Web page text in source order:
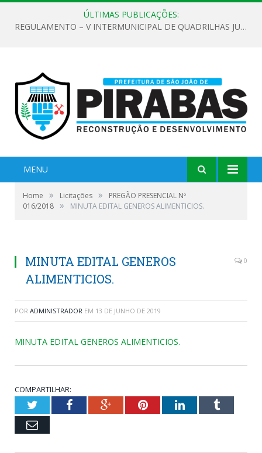
ÚLTIMAS PUBLICAÇÕES:
REGULAMENTO – V INTERMUNICIPAL DE QUADRILHAS JUNINAS 2026
MENU
Home » Licitações »
PREGÃO PRESENCIAL Nº
016/2018 » MINUTA EDITAL GENEROS ALIMENTICIOS.
MINUTA EDITAL GENEROS
ALIMENTICIOS.
0
POR ADMINISTRADOR EM 13 DE JUNHO DE 2019
MINUTA EDITAL GENEROS ALIMENTICIOS.
COMPARTILHAR:
TwitterFacebookGoogle+PinterestLinkedInTumblr
Email